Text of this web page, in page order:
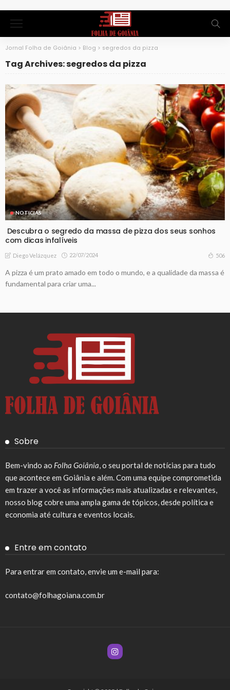
Jornal Folha de Goiânia > Blog > segredos da pizza
Tag Archives: segredos da pizza
NOTICIAS
Descubra o segredo da massa de pizza dos seus sonhos
com dicas infalíveis
Diego Velázquez 22/07/2024 506
A pizza é um prato amado em todo o mundo, e a qualidade da massa é
fundamental para criar uma...
Sobre
Bem-vindo ao Folha Goiânia, o seu portal de notícias para tudo
que acontece em Goiânia e além. Com uma equipe comprometida
em trazer a você as informações mais atualizadas e relevantes,
nosso blog cobre uma ampla gama de tópicos, desde política e
economia até cultura e eventos locais.
Entre em contato
Para entrar em contato, envie um e-mail para:
contato@folhagoiana.com.br